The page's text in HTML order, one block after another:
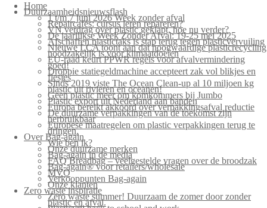
Home
Duurzaamheidsnieuwsflash
1 t/m 7 juni 2026 Week zonder afval
Repaircafés: cursus leren repareren?
VN verdrag over plastic geklapt, hoe nu verder?
De jaarlijkse Week Zonder Afval: 19-25 mei 2025
Afschaffen plastictaks is stap terug tegen plasticvervuiling
Nieuwe LCA toont aan dat hoogwaardige plasticrecycling
noodzakelijk is voor klimaatdoelen
EU-raad keurt PPWR regels voor afvalvermindering
goed!
Droppie statiegeldmachine accepteert zak vol blikjes en
flesjes
Sinds 2019 viste The Ocean Clean-up al 10 miljoen kg
plastic uit rivieren en oceanen!
Geen plastic meer om komkommers bij Jumbo
Plastic export uit Nederland aan banden
Europa bereikt akkoord over verpakkingsafval reductie
De duurzame verpakkingen van de toekomst zijn
herbruikbaar
Europese maatregelen om plastic verpakkingen terug te
dringen.
Over Bag-again
Wie ben ik?
Onze duurzame merken
Bag-again in de media
FAQ Breadbag – veelgestelde vragen over de broodzak
Bag-again® voor retailers/wholesale
MVO
Verkooppunten Bag-again
Onze klanten
Zero waste inspiratie
Zero waste summer! Duurzaam de zomer door zonder
plastic en afval.